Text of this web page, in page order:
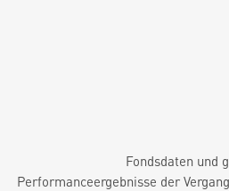
Fondsdaten und
Performanceergebnisse der